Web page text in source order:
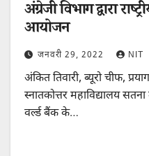
अंग्रेजी विभाग द्वारा
आयोजन
जनवरी 29, 2022 NIT
अंकित तिवारी, ब्यूरो चीफ,
स्नातकोत्तर महाविद्यालय
वर्ल्ड बैंक के…